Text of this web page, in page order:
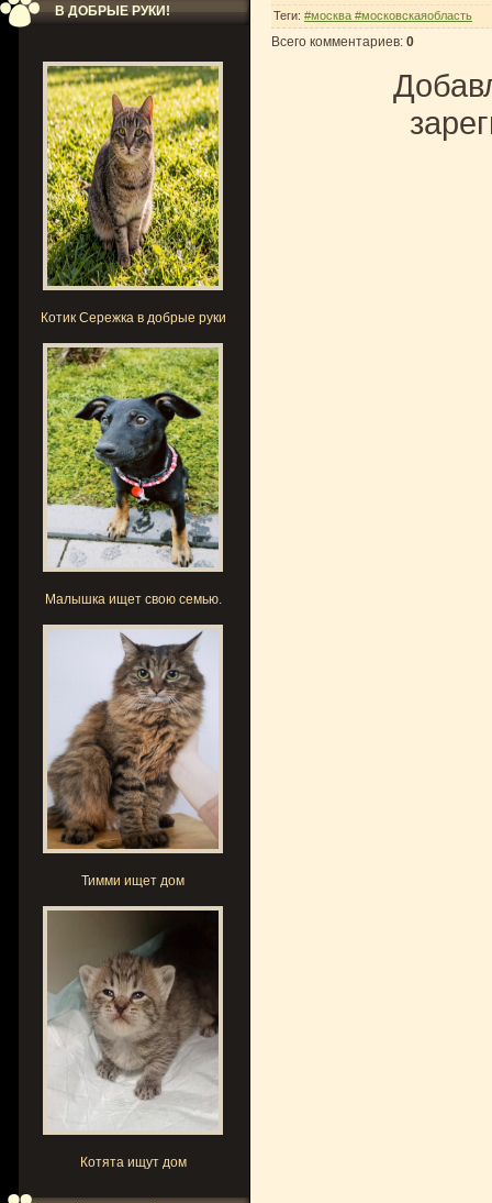
В ДОБРЫЕ РУКИ!
Котик Сережка в добрые руки
Малышка ищет свою семью.
Тимми ищет дом
Котята ищут дом
Теги: #москва #московскаяобласть
Всего комментариев: 0